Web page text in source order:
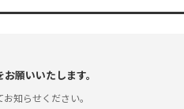
願いいたします。
知らせください。